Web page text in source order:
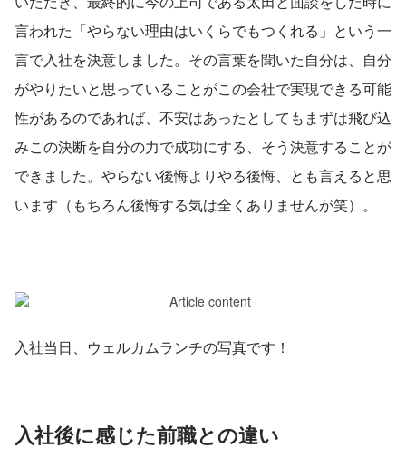
言われた「やらない理由はいくらでもつくれる」という一
言で入社を決意しました。その言葉を聞いた自分は、自分
がやりたいと思っていることがこの会社で実現できる可能
性があるのであれば、不安はあったとしてもまずは飛び込
みこの決断を自分の力で成功にする、そう決意することが
できました。やらない後悔よりやる後悔、とも言えると思
います（もちろん後悔する気は全くありませんが笑）。
入社当日、ウェルカムランチの写真です！
入社後に感じた前職との違い